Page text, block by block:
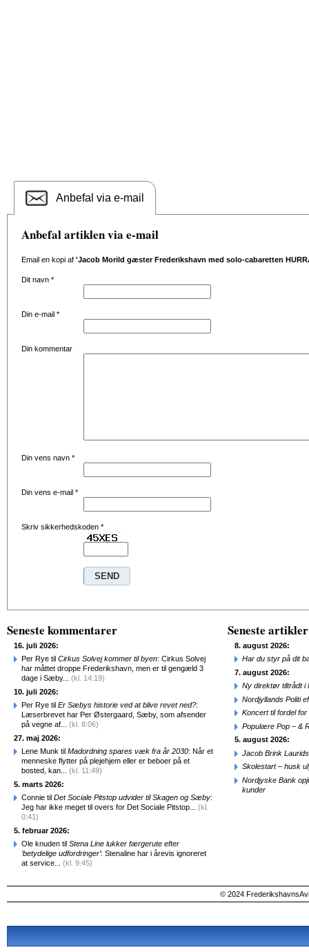
Anbefal via e-mail
Anbefal artiklen via e-mail
Email en kopi af 'Jacob Morild gæster Frederikshavn med solo-cabaretten
Dit navn *
Din e-mail *
Din kommentar
Din vens navn *
Din vens e-mail *
Skriv sikkerhedskoden *
Seneste kommentarer
16. juli 2026:
Per Rye til Cirkus Solvej kommer til byen: Cirkus Solvej
har måttet droppe Frederikshavn, men er til gengæld 3
dage i Sæby... (kl. 14:19)
10. juli 2026:
Per Rye til Er Sæbys historie ved at blive revet ned?:
Læserbrevet har Per Østergaard, Sæby, som afsender
på vegne af... (kl. 8:06)
27. maj 2026:
Lene Munk til Madordning spares væk fra år 2030: Når et
menneske flytter på plejehjem eller er beboer på et
bosted, kan... (kl. 11:49)
5. marts 2026:
Connie til Det Sociale Pitstop udvider til Skagen og Sæby:
Jeg har ikke meget til overs for Det Sociale Pitstop... (kl.
0:41)
5. februar 2026:
Ole knuden til Stena Line lukker færgerute efter
‘betydelige udfordringer’: Stenaline har i årevis ignoreret
at service... (kl. 9:45)
Seneste artikler
8. august 2026:
Har du styr på dit
7. august 2026:
Ny direktør tiltrådt i
Nordjyllands Politi
Koncert til fordel
Populære Pop – &
5. august 2026:
Jacob Brink
Skolestart – husk
Nordjyske Bank
kunder
© 2024